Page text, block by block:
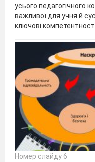
усього педагогічного
важливої для учня й
ключові
Номер слайду 6